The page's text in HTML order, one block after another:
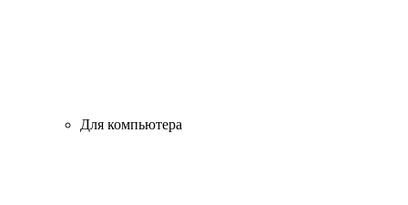
Для компьютера